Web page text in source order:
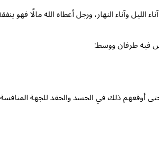
وآناء النهار، ورجل أعطاه الله مالًا فهو ينفقه
فيه طرفان ووسط:
حتى أوقعهم ذلك في الحسد والحقد للجهة